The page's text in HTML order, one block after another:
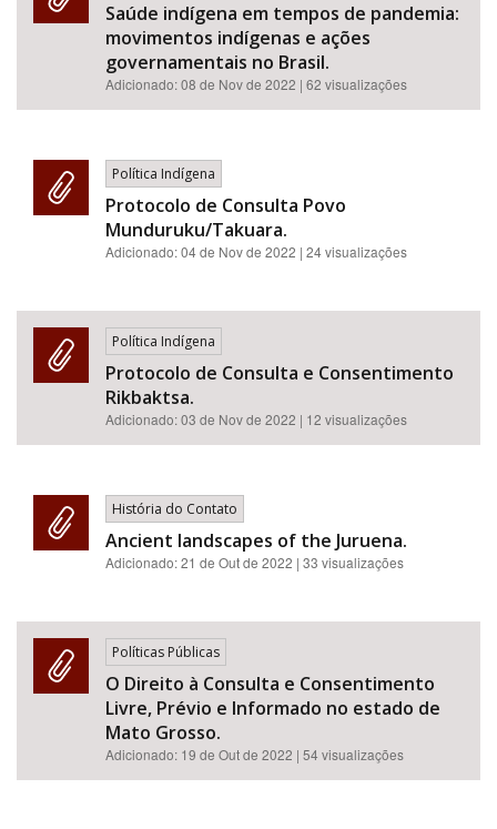
Saúde indígena em tempos de pandemia:
movimentos indígenas e ações
governamentais no Brasil.
Adicionado:08 de Nov de 2022 | 62 visualizações
Política Indígena
Protocolo de Consulta Povo
Munduruku/Takuara.
Adicionado:04 de Nov de 2022 | 24 visualizações
Política Indígena
Protocolo de Consulta e Consentimento
Rikbaktsa.
Adicionado:03 de Nov de 2022 | 12 visualizações
História do Contato
Ancient landscapes of the Juruena.
Adicionado:21 de Out de 2022 | 33 visualizações
Políticas Públicas
O Direito à Consulta e Consentimento
Livre, Prévio e Informado no estado de
Mato Grosso.
Adicionado: 19 de Out de 2022 | 54 visualizações